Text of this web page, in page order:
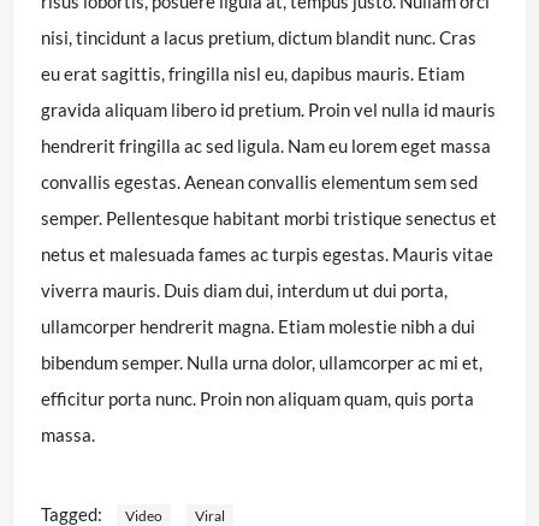
nisi, tincidunt a lacus pretium, dictum blandit nunc. Cras
eu erat sagittis, fringilla nisl eu, dapibus mauris. Etiam
gravida aliquam libero id pretium. Proin vel nulla id mauris
hendrerit fringilla ac sed ligula. Nam eu lorem eget massa
convallis egestas. Aenean convallis elementum sem sed
semper. Pellentesque habitant morbi tristique senectus et
netus et malesuada fames ac turpis egestas. Mauris vitae
viverra mauris. Duis diam dui, interdum ut dui porta,
ullamcorper hendrerit magna. Etiam molestie nibh a dui
bibendum semper. Nulla urna dolor, ullamcorper ac mi et,
efficitur porta nunc. Proin non aliquam quam, quis porta
massa.
Tagged: Video Viral